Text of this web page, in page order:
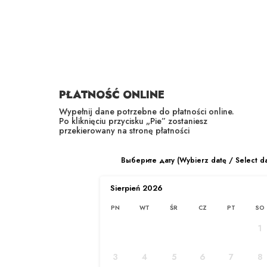
PŁATNOŚĆ ONLINE
Wypełnij dane potrzebne do płatności online.
Po kliknięciu przycisku „Pie” zostaniesz
przekierowany na stronę płatności
Выберите дату (Wybierz datę / Select
Sierpień 2026
PN WT ŚR CZ PT SO
1
3 4 5 6 7 8